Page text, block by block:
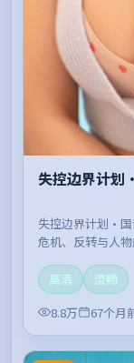
失控边界计划
失控边界计划·国
危机、反转与人
高清
流畅
8.8万
67个月